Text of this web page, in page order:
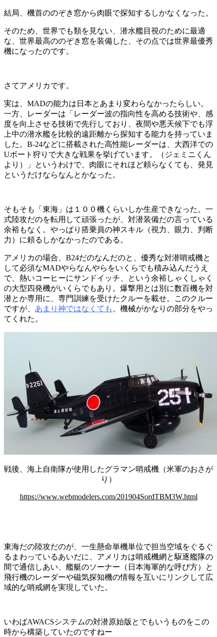
結局、機首ののぞき窓から肉眼で探知するしかなくなった。
そのため、世界でも類を見ない、潜水艦目視のために最適
な、世界最高ののぞき窓を装備した、その点では世界最優秀
機になったのです。
さてアメリカです。
実は、MADの能力は日本とあまり変わらなかったらしい。
一方、レーダーは「レーダー波の指向性を高める技術や、感
度を向上させる技術で先行しており、夜間や悪天候下でも浮
上中の潜水艦を比較的遠距離から探知する能力を持っていま
した。B-24などに搭載された高性能レーダーは、大西洋での
Uボート狩りで大きな戦果を挙げています。（ジェミニくん
より）」というわけで、肉眼にそれほど頼らなくても、発見
というだけならなんとかなった。
そもそも「東海」は１００機くらいしか生産できなった。一
式陸攻だのを転用して頑張ったが、対潜装備だの言っている
余裕もなく。やっぱり搭乗員の神スキル（視力、眼力、判断
力）に頼るしかなかったのである。
アメリカの場合、B24だのなんだのと、優秀な対潜哨戒機と
して必須なMADやらなんやらをいくらでも積み込んだうえ
で、熱いコーヒーにサンドイッチ、という余裕しゃくしゃく
の大型四発機がいくらでもあり。爆撃用とは別に数百機を対
潜とか専用に、専門訓練を受けたクルーを載せ。このクルー
ですが、 あまり神ではなくても
、機械がかなりの部分をやっ
てくれた。
戦後、海上自衛隊が使用したグラマン哨戒機（米軍のおさが
り）
https://www.webmodelers.com/201904SordTBM3W.html
東海だの陸攻だのが、一生懸命単機単位で担当空域をぐるぐ
るまわっているあいだに、アメリカは哨戒機網と駆逐艦隊の
間で通信しあい、艦艇のソーナー（日本海軍的な呼び方）と
飛行機のレーダーや磁気探知機の情報を互いにリンクして広
域的な哨戒網を実現していた。
いわばAWACSシステムの対潜原始版とでもいうものをこの
時から構築していたのですねー